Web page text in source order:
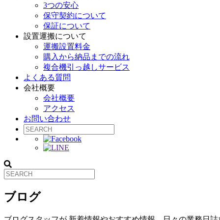
3つの安心
保守契約について
保証について
設置運搬について
運搬設置料金
購入から納品までの流れ
複合機引っ越しサービス
よくある質問
会社概要
会社概要
アクセス
お問い合わせ
ブログ